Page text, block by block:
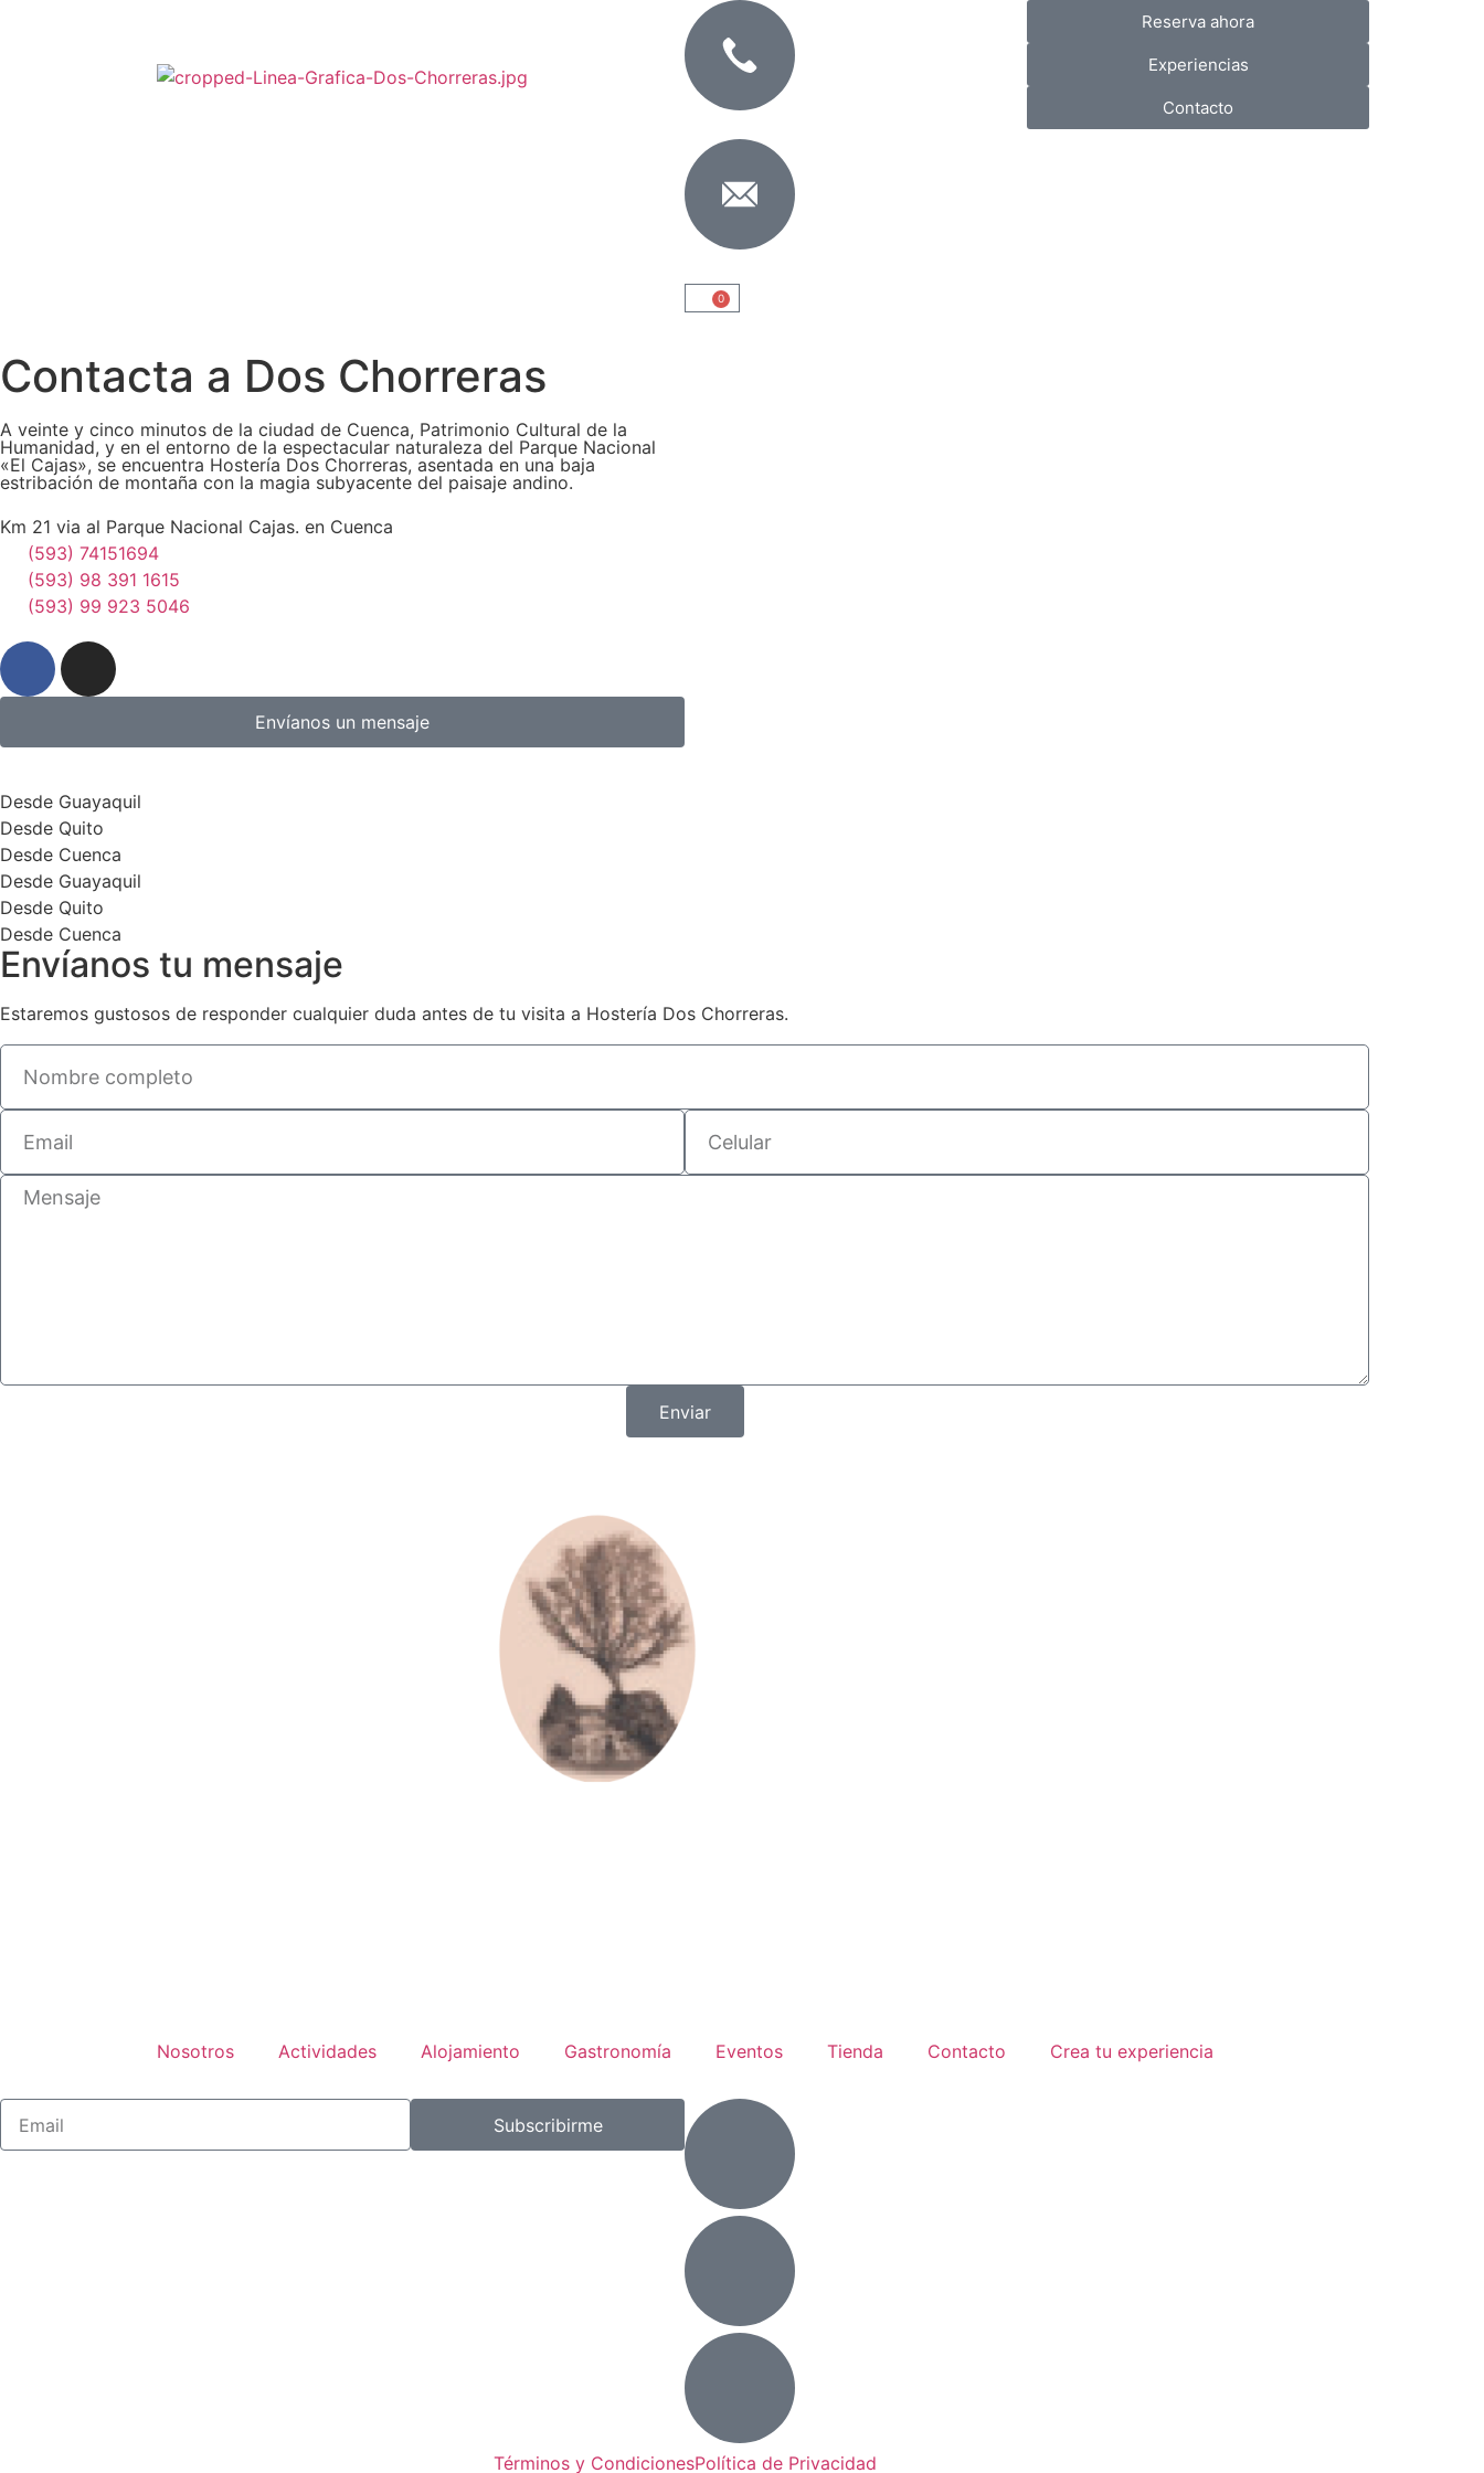
0
Reserva ahora
Experiencias
Contacto
Contacta a Dos Chorreras
A veinte y cinco minutos de la ciudad de Cuenca, Patrimonio Cultural de la
Humanidad, y en el entorno de la espectacular naturaleza del Parque Nacional
«El Cajas», se encuentra Hostería Dos Chorreras, asentada en una baja
estribación de montaña con la magia subyacente del paisaje andino.
Km 21 via al Parque Nacional Cajas. en Cuenca
(593) 74151694
(593) 98 391 1615
(593) 99 923 5046
Envíanos un mensaje
Desde Guayaquil
Desde Quito
Desde Cuenca
Desde Guayaquil
Desde Quito
Desde Cuenca
Envíanos tu mensaje
Estaremos gustosos de responder cualquier duda antes de tu visita a Hostería Dos Chorreras.
Enviar
Nosotros Actividades Alojamiento Gastronomía Eventos Tienda Contacto Crea tu experiencia
Subscribirme
Términos y CondicionesPolítica de Privacidad